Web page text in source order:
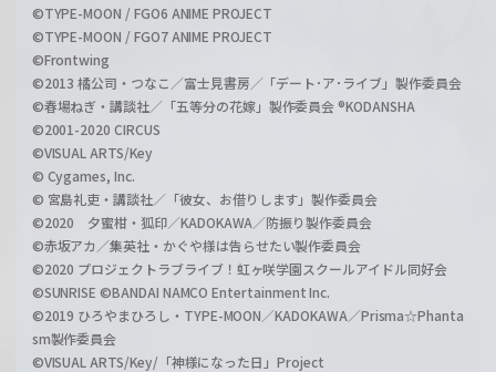
©TYPE-MOON / FGO6 ANIME PROJECT
©TYPE-MOON / FGO7 ANIME PROJECT
©Frontwing
©2013 橘公司・つなこ／富士見書房／「デート･ア･ライブ」製作委員会
©春場ねぎ・講談社／「五等分の花嫁」製作委員会 ®KODANSHA
©2001-2020 CIRCUS
©VISUAL ARTS/Key
© Cygames, Inc.
© 宮島礼吏・講談社／「彼女、お借りします」製作委員会
©2020 夕蜜柑・狐印／KADOKAWA／防振り製作委員会
©赤坂アカ／集英社・かぐや様は告らせたい製作委員会
©2020 プロジェクトラブライブ！虹ヶ咲学園スクールアイドル同好会
©SUNRISE ©BANDAI NAMCO Entertainment Inc.
©2019 ひろやまひろし・TYPE-MOON／KADOKAWA／Prisma☆Phanta
sm製作委員会
©VISUAL ARTS/Key/「神様になった日」Project